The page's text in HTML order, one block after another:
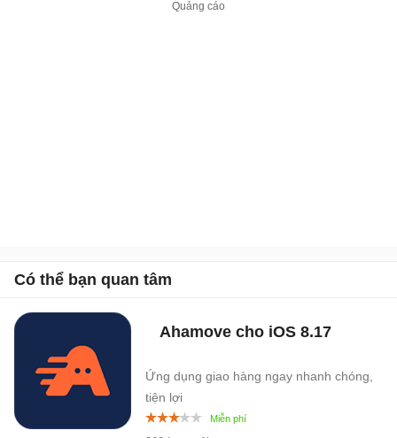
Có thể bạn quan tâm
Ahamove cho iOS 8.17
Ứng dụng giao hàng ngay nhanh chóng,
tiện lợi